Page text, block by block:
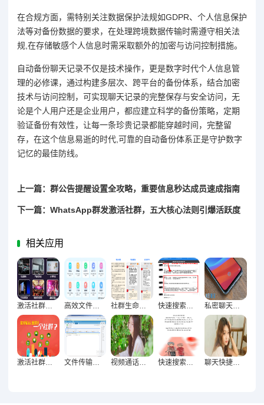
在合规方面，需特别关注数据保护法规如GDPR、个人信息保护
法等对备份数据的要求，在处理跨境数据传输时需遵守相关法
规,在存储敏感个人信息时需采取额外的加密与访问控制措施。
自动备份聊天记录不仅是技术操作，更是数字时代个人信息管
理的必修课，通过构建多层次、跨平台的备份体系，结合加密
技术与访问控制，可实现聊天记录的完整保存与安全访问，无
论是个人用户还是企业用户，都应建立科学的备份策略，定期
验证备份有效性，让每一条珍贵记录都能穿越时间，完整留
存，在这个信息易逝的时代,可靠的自动备份体系正是守护数字
记忆的最佳防线。
上一篇：群公告提醒设置全攻略，重要信息秒达成员速成指南
下一篇：WhatsApp群发激活社群，五大核心法则引爆活跃度
相关应用
高效文件整理实战，快速便捷查找资料优化指南 快速搜索聊天记录，轻松定位重要信息的终极技巧指南
激活社群生命力，群组互动策略与成员参与积极性提升实践 文件传输加速终极指南，资料分享高效无阻的技巧解析 视频通话高清秘籍，12招让远程沟通如临其境 快速搜索聊天内容，五大核心方法让信息获取轻松高效 聊天快捷操作全掌握，高效沟通终极指南